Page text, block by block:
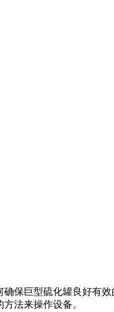
保巨型硫化罐良好有
法来操作设备。